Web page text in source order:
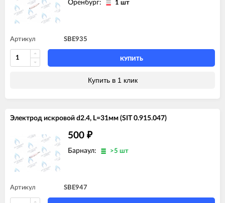
Оренбург: 1 шт
Артикул SBE935
КУПИТЬ
Купить в 1 клик
Электрод искровой d2.4, L=31мм (SIT 0.915.047)
500 ₽
Барнаул: >5 шт
Артикул SBE947